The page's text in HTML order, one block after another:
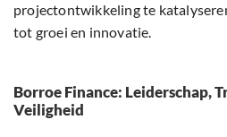
projectontwikkeling te
tot groei en innovatie.
Borroe Finance: Leiderschap,
Veiligheid